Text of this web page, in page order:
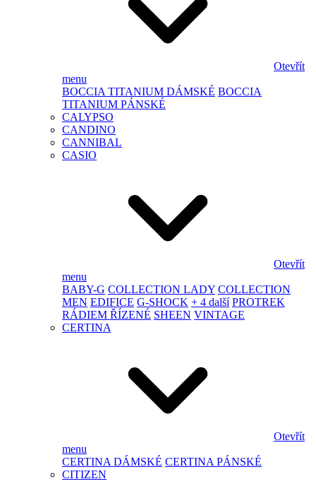
Otevřít
menu
BOCCIA TITANIUM DÁMSKÉ BOCCIA
TITANIUM PÁNSKÉ
CALYPSO
CANDINO
CANNIBAL
CASIO
Otevřít
menu
BABY-G COLLECTION LADY COLLECTION
MEN EDIFICE G-SHOCK + 4 další PROTREK
RÁDIEM ŘÍZENÉ SHEEN VINTAGE
CERTINA
Otevřít
menu
CERTINA DÁMSKÉ CERTINA PÁNSKÉ
CITIZEN